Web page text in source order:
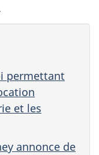
permettant
et les
annonce de